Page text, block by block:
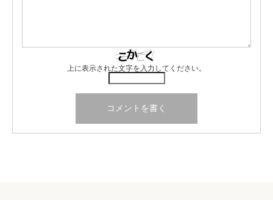
上に表示された文字を入力してください。